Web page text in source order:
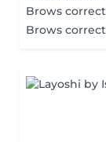
Brows
Brows